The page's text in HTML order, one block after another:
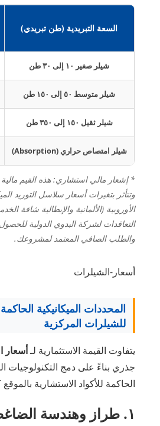
السعة التبريدية (طن تبريدي)
شيلر صغير ١٠ إلى ٣٠ طن
شيلر متوسط ٥٠ إلى ١٥٠ طن
شيلر ثقيل ١٥٠ إلى ٣٥٠ طن
شيلر امتصاص حراري (Absorption)
وتتأثر بتغيرات أسعار سلاسل التوريد
الأوروبية (الألمانية والإيطالية شاقة
التعاقدات لشركة البدوي الدولية
والطلب الصافي المعتمد لمشروعك.
أسعار-الشيلرات
المحددات الميكانيكية
للشيلرات المركزية
يتفاوت القيمة الاستثمارية لـأسعار
جذري بناءً على دمج التكنولوجيات
الحاكمة للأكواد الاستشارية بالموقع
١. طراز وهندسة